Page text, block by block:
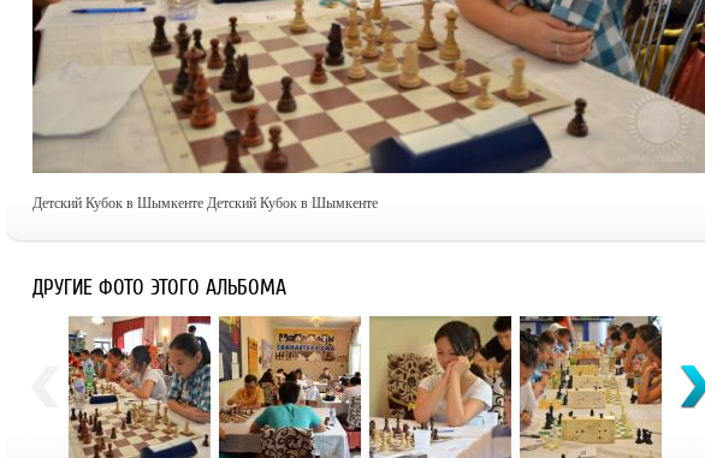
Детский Кубок в Шымкенте Детский Кубок в Шымкенте
ДРУГИЕ ФОТО ЭТОГО АЛЬБОМА